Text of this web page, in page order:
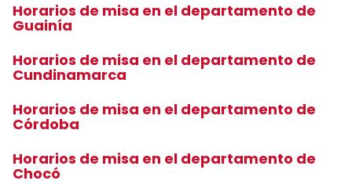
Horarios de misa en el departamento de
Guainía
Horarios de misa en el departamento de
Cundinamarca
Horarios de misa en el departamento de
Córdoba
Horarios de misa en el departamento de
Chocó